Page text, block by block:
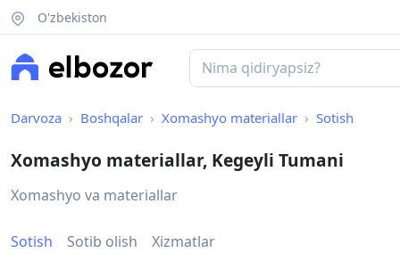
O'zbekiston
Darvoza Boshqalar Xomashyo materiallar Sotish
Xomashyo materiallar, Kegeyli Tumani
Xomashyo va materiallar
Sotish Sotib olish Xizmatlar